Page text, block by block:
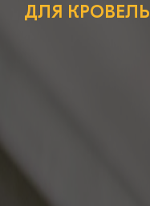
ДЛЯ КРОВЕЛЬ